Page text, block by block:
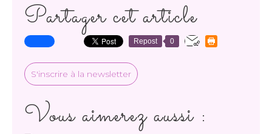
Partager cet article
Repost 0
S'inscrire à la newsletter
Vous aimerez aussi :